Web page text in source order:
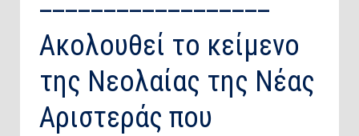
Ακολουθεί το κείμενο
της Νεολαίας της Νέας
Αριστεράς που